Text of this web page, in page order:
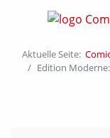
Aktuelle Seite:
Edition